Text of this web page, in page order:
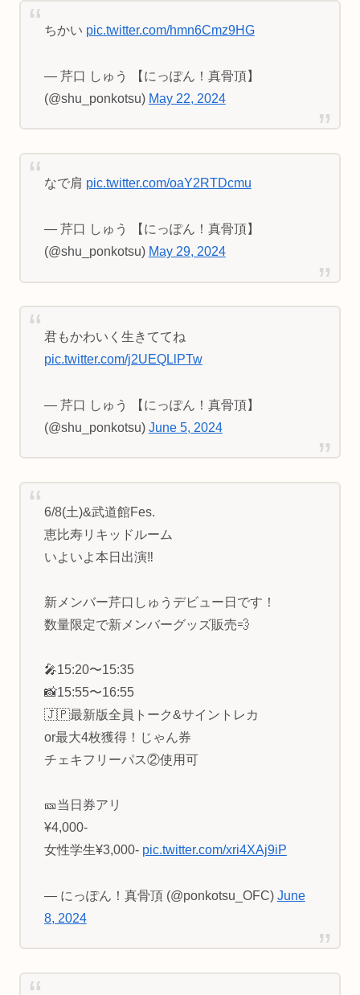
ちかい pic.twitter.com/hmn6Cmz9HG
— 芹口 しゅう 【にっぽん！真骨頂】
(@shu_ponkotsu) May 22, 2024
なで肩 pic.twitter.com/oaY2RTDcmu
— 芹口 しゅう 【にっぽん！真骨頂】
(@shu_ponkotsu) May 29, 2024
君もかわいく生きててね
pic.twitter.com/j2UEQLlPTw
— 芹口 しゅう 【にっぽん！真骨頂】
(@shu_ponkotsu) June 5, 2024
6/8(土)&武道館Fes.
恵比寿リキッドルーム
いよいよ本日出演‼️
新メンバー芹口しゅうデビュー日です！
数量限定で新メンバーグッズ販売💨
🎤15:20〜15:35
📸15:55〜16:55
🇯🇵最新版全員トーク&サイントレカ
or最大4枚獲得！じゃん券
チェキフリーパス②使用可
🎫当日券アリ
¥4,000-
女性学生¥3,000- pic.twitter.com/xri4XAj9iP
— にっぽん！真骨頂 (@ponkotsu_OFC) June
8, 2024